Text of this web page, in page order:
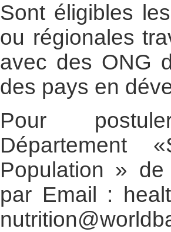
Sont éligibles
ou régionales
avec des ONG
des pays en
Pour
Département
Population »
par Email :